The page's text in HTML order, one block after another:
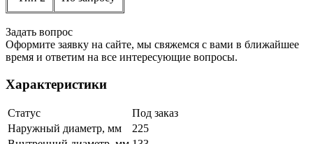
Задать вопрос
Оформите заявку на сайте, мы свяжемся с вами в ближайшее
время и ответим на все интересующие вопросы.
Характеристики
Статус
Под заказ
Наружный диаметр, мм
225